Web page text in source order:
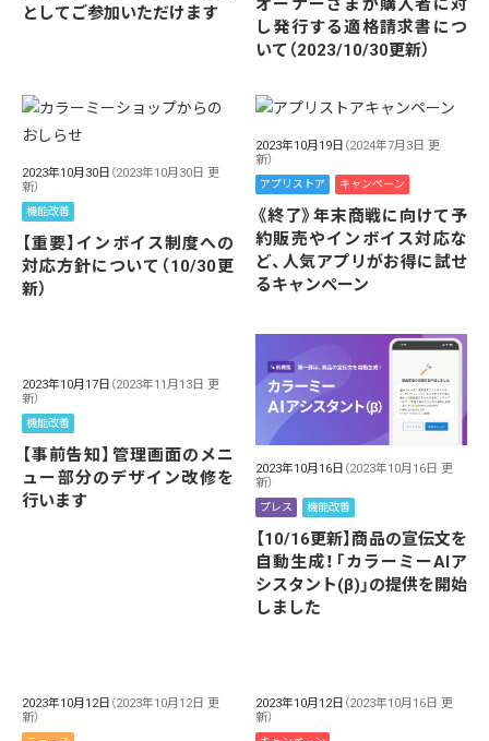
としてご参加いただけます
オーナーさまが購入者に対
し発行する適格請求書につ
いて（2023/10/30更新）
2023年10月30日 （2023年10月30日 更
新）
機能改善
【重要】インボイス制度への
対応方針について（10/30更
新）
2023年10月19日 （2024年7月3日 更
新）
アプリストア キャンペーン
《終了》年末商戦に向けて予
約販売やインボイス対応な
ど、人気アプリがお得に試せ
るキャンペーン
2023年10月17日 （2023年11月13日 更
新）
機能改善
【事前告知】管理画面のメニ
ュー部分のデザイン改修を
行います
2023年10月16日 （2023年10月16日 更
新）
プレス 機能改善
【10/16更新】商品の宣伝文を
自動生成！「カラーミーAIア
シスタント(β)」の提供を開始
しました
2023年10月12日 （2023年10月12日 更
新）
2023年10月12日 （2023年10月16日 更
新）